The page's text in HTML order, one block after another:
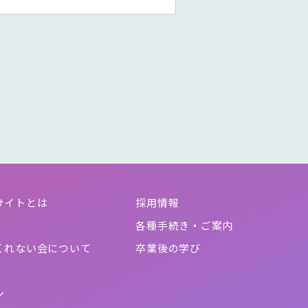
イトとは
ない会について
採用情報
各種手続き・ご案内
卒業後の学び